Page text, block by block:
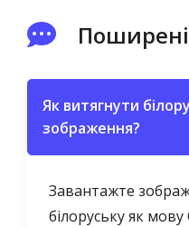
Як витягнути
зображення?
Завантажте
білоруську як